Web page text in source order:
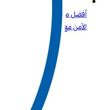
الآمن مع Betway